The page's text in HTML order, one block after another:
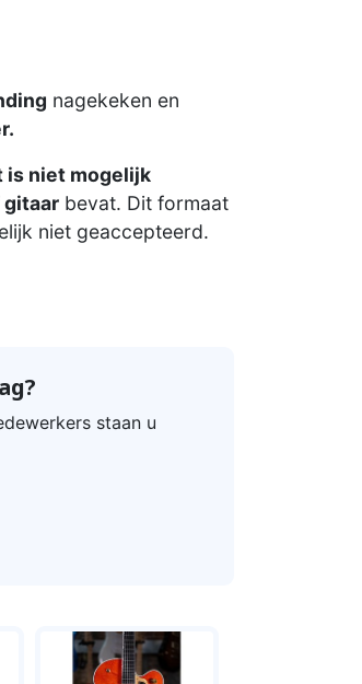
nagekeken en
is niet mogelijk
gitaarbevat. Dit formaat
niet geaccepteerd.
staan u